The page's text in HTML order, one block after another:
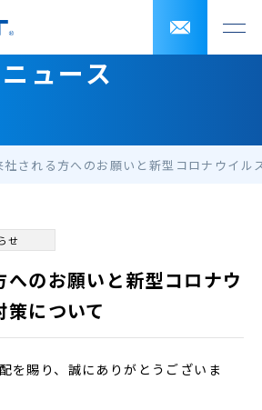
ニュース
社される方へのお願いと新型コロナウイル
せ
へのお願いと新型コロナウ
策について
を賜り、誠にありがとうございま